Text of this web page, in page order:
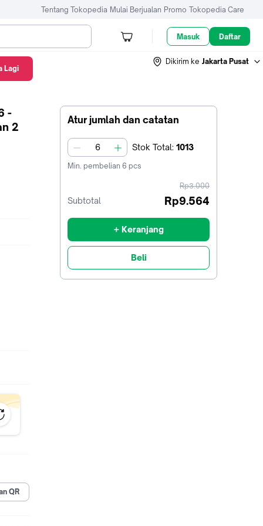
Tentang Tokopedia Mulai Berjualan Promo Tokopedia Care
Masuk Daftar
Dikirim ke Jakarta Pusat
Atur jumlah dan catatan
jumlah Stok Total: 1013
Min. pembelian 6 pcs
harga
sebelum
Rp3.000
Subtotal Rp9.564
+ Keranjang
Beli
-
2
QR
Lagi